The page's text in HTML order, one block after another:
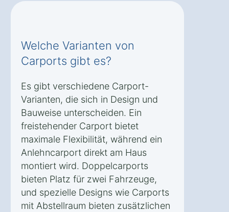
Welche Varianten von
Carports gibt es?
Es gibt verschiedene Carport-
Varianten, die sich in Design und
Bauweise unterscheiden. Ein
freistehender Carport bietet
maximale Flexibilität, während ein
Anlehncarport direkt am Haus
montiert wird. Doppelcarports
bieten Platz für zwei Fahrzeuge,
und spezielle Designs wie Carports
mit Abstellraum bieten zusätzlichen